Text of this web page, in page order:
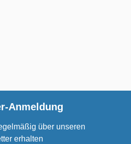
Anmeldung
über unseren
erhalten